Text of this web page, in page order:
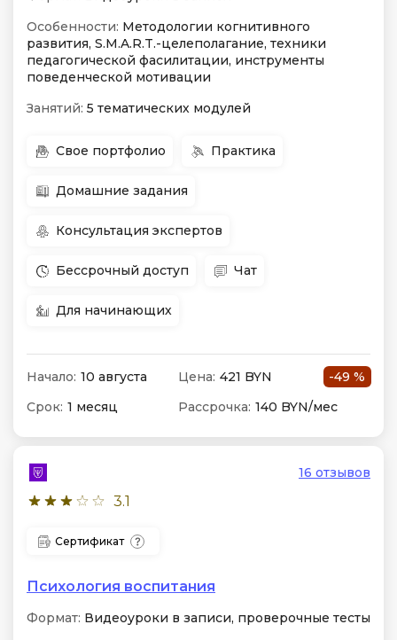
Особенности: Методологии когнитивного
развития, S.M.A.R.T.-целеполагание, техники
педагогической фасилитации, инструменты
поведенческой мотивации
Занятий: 5 тематических модулей
Свое портфолио Практика
Домашние задания
Консультация экспертов
Бессрочный доступ Чат
Для начинающих
Начало: 10 августа Цена: 421 BYN
-49 %
Срок: 1 месяц Рассрочка: 140 BYN/мес
3.1
16 отзывов
Сертификат
Психология воспитания
Формат: Видеоуроки в записи, проверочные тесты